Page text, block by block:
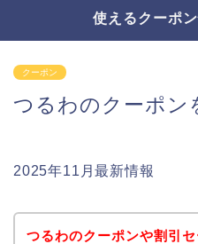
使えるクーポ
クーポン
つるわのクーポン
2025年11月最新情報
つるわのクーポンや割引